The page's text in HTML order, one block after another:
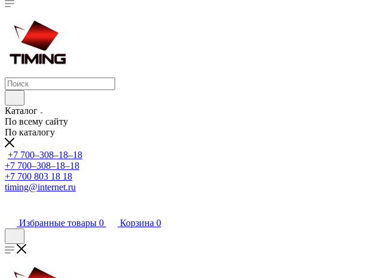
Каталог
По всему сайту
По каталогу
+7 700‒308‒18‒18
+7 700‒308‒18‒18
+7 700 803 18 18
timing@internet.ru
Избранные товары 0 Корзина 0